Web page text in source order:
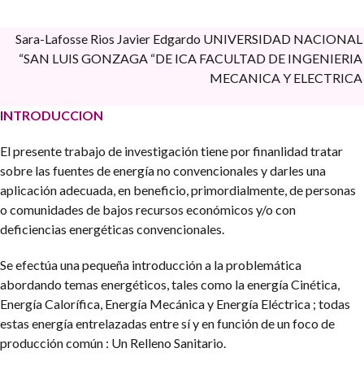
Sara-Lafosse Rios Javier Edgardo UNIVERSIDAD NACIONAL
“SAN LUIS GONZAGA “DE ICA FACULTAD DE INGENIERIA
MECANICA Y ELECTRICA
INTRODUCCION
El presente trabajo de investigación tiene por finanlidad tratar
sobre las fuentes de energía no convencionales y darles una
aplicación adecuada, en beneficio, primordialmente, de personas
o comunidades de bajos recursos económicos y/o con
deficiencias energéticas convencionales.
Se efectúa una pequeña introducción a la problemática
abordando temas energéticos, tales como la energía Cinética,
Energía Calorífica, Energía Mecánica y Energía Eléctrica ; todas
estas energía entrelazadas entre sí y en función de un foco de
producción común : Un Relleno Sanitario.